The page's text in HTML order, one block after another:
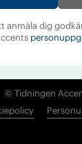
© Tidningen
anmäla dig